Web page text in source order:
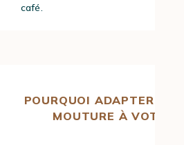
café.
POURQUOI ADAPTER LA
MOUTURE À VOTRE